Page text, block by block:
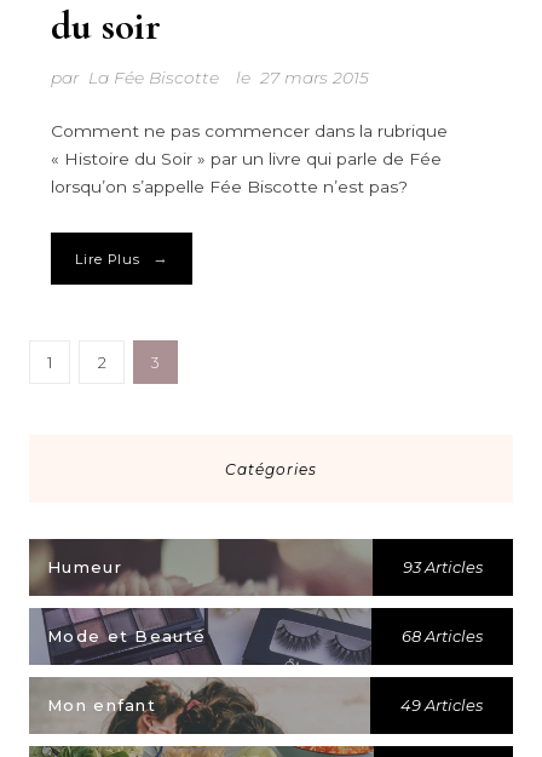
du soir
par La Fée Biscotte le 27 mars 2015
Comment ne pas commencer dans la rubrique
« Histoire du Soir » par un livre qui parle de Fée
lorsqu’on s’appelle Fée Biscotte n’est pas?
Lire Plus →
1 2 3
Catégories
Humeur 93 Articles
Mode et Beauté 68 Articles
Mon enfant 49 Articles